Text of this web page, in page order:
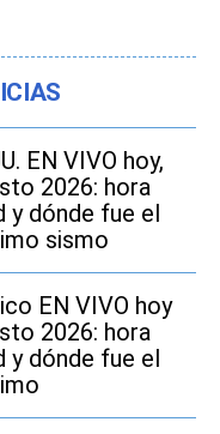
EN VIVO hoy,
2026: hora
y dónde fue el
sismo
EN VIVO hoy
2026: hora
y dónde fue el